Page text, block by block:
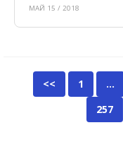
МАЙ 15 / 2018
<< 1 …
257